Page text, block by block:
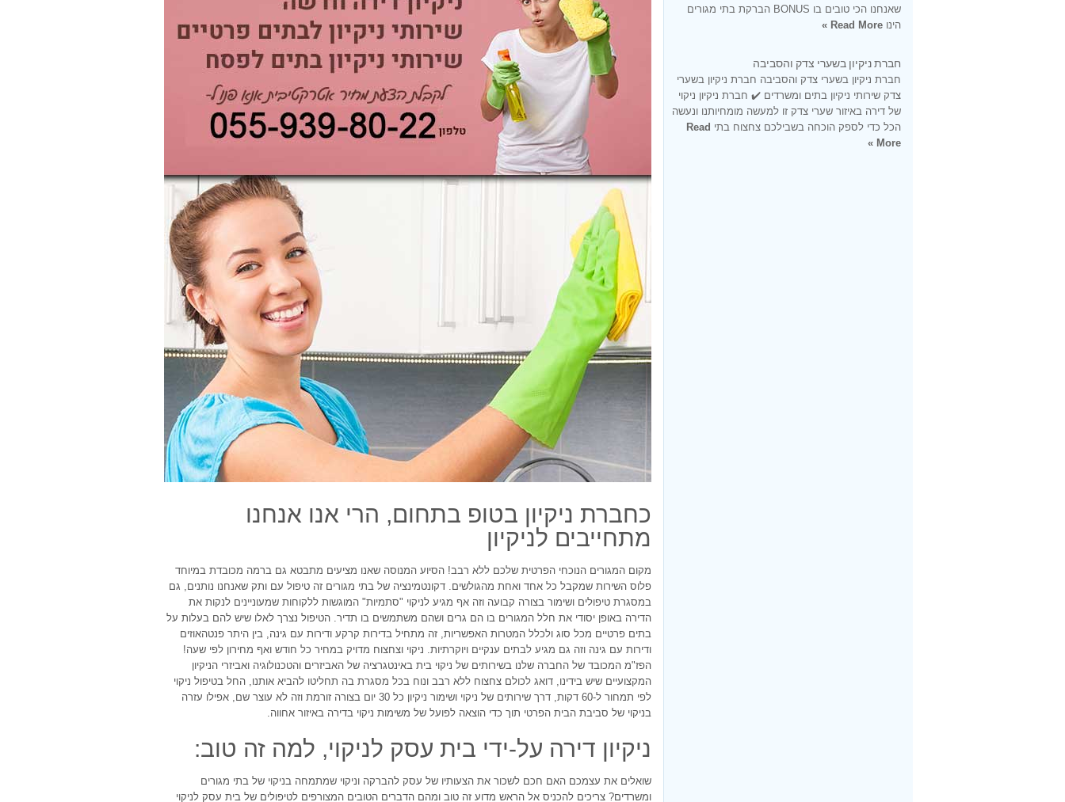
כחברת ניקיון בטופ בתחום, הרי אנו אנחנו
מתחייבים לניקיון
מקום המגורים הנוכחי הפרטית שלכם ללא רבב! הסיוע המנוסה שאנו מציעים מתבטא גם ברמה מכובדת במיוחד
פלוס השירות שמקבל כל אחד ואחת מהגולשים. דקונטמינציה של בתי מגורים זה טיפול עם ותק שאנחנו נותנים, גם
במסגרת טיפולים ושימור בצורה קבועה וזה אף מגיע לניקוי "סתמיות" המוגשות ללקוחות שמעוניינים לנקות את
הדירה באופן יסודי את חלל המגורים בו הם גרים ושהם משתמשים בו תדיר. הטיפול נצרך לאלו שיש להם בעלות על
בתים פרטיים מכל סוג ולכלל המטרות האפשריות, זה מתחיל בדירות קרקע ודירות עם גינה, בין היתר פנטהאוזים
ודירות עם גינה וזה גם מגיע לבתים ענקיים ויוקרתיות. ניקוי וצחצוח מדויק במחיר כל חודש ואף מחירון לפי שעה!
הפז"מ המכובד של החברה שלנו בשירותים של ניקוי בית באינטגרציה של האביזרים והטכנולוגיה ואביזרי הניקיון
המקצועיים שיש בידינו, דואג לכולם צחצוח ללא רבב ונוח בכל מסגרת בה תחליטו להביא אותנו, החל בטיפול ניקוי
לפי תמחור ל-60 דקות, דרך שירותים של ניקוי ושימור ניקיון כל 30 יום בצורה זורמת וזה לא עוצר שם, אפילו עזרה
בניקוי של סביבת הבית הפרטי תוך כדי הוצאה לפועל של משימות ניקוי בדירה באיזור אחווה.
ניקיון דירה על-ידי בית עסק לניקוי, למה זה טוב:
שואלים את עצמכם האם חכם לשכור את הצעותיו של עסק להברקה וניקוי שמתמחה בניקוי של בתי מגורים
ומשרדים? צריכים להכניס אל הראש מדוע זה טוב ומהם הדברים הטובים המצורפים לטיפולים של בית עסק לניקוי
שאנחנו הכי טובים בו BONUS הברקת בתי מגורים
הינו Read More »
חברת ניקיון בשערי צדק והסביבה
חברת ניקיון בשערי צדק והסביבה חברת ניקיון בשערי
צדק שירותי ניקיון בתים ומשרדים ✔️ חברת ניקיון ניקוי
של דירה באיזור שערי צדק זו למעשה מומחיותנו ונעשה
הכל כדי לספק הוכחה בשבילכם צחצוח בתי Read
More »